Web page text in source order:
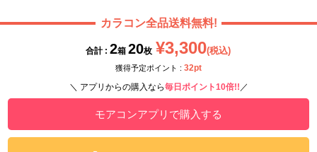
カラコン全品送料無料!
合計 : 2箱 20枚 ¥3,300(税込)
獲得予定ポイント : 32pt
＼ アプリからの購入なら毎日ポイント10倍!! ／
モアコンアプリで購入する